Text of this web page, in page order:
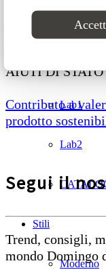
Sweet
Lab1
Lab2
Stili
Moderno
PROGETTI»
CATALOGHI»
CONTATTI»
AIUTI DI
Contributo a
prodotto
Segui il
Trend, consigli,
mondo Domingo